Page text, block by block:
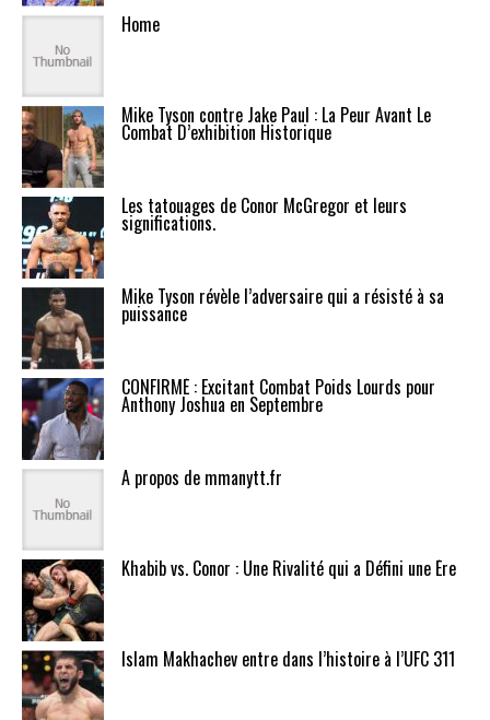
Home
Mike Tyson contre Jake Paul : La Peur Avant Le
Combat D’exhibition Historique
Les tatouages de Conor McGregor et leurs
significations.
Mike Tyson révèle l’adversaire qui a résisté à sa
puissance
CONFIRMÉ : Excitant Combat Poids Lourds pour
Anthony Joshua en Septembre
A propos de mmanytt.fr
Khabib vs. Conor : Une Rivalité qui a Défini une Ère
Islam Makhachev entre dans l’histoire à l’UFC 311